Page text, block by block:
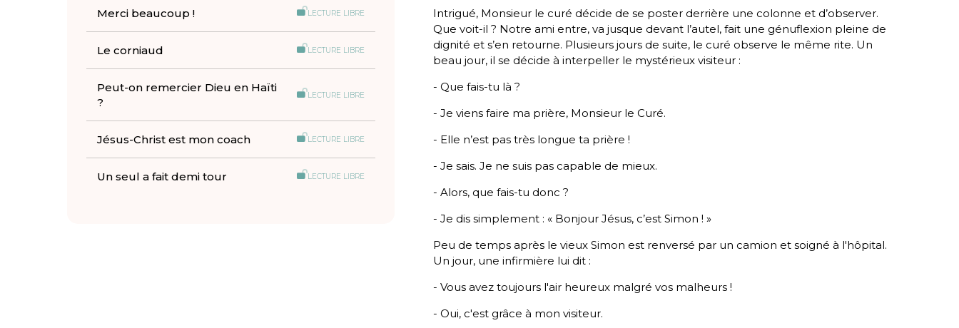
Merci beaucoup ! LECTURE LIBRE
Le corniaud LECTURE LIBRE
Peut-on remercier Dieu en Haïti
?
LECTURE LIBRE
Jésus-Christ est mon coach LECTURE LIBRE
Un seul a fait demi tour LECTURE LIBRE
Intrigué, Monsieur le curé décide de se poster derrière une colonne et d’observer.
Que voit-il ? Notre ami entre, va jusque devant l’autel, fait une génuflexion pleine de
dignité et s’en retourne. Plusieurs jours de suite, le curé observe le même rite. Un
beau jour, il se décide à interpeller le mystérieux visiteur :
- Que fais-tu là ?
- Je viens faire ma prière, Monsieur le Curé.
- Elle n’est pas très longue ta prière !
- Je sais. Je ne suis pas capable de mieux.
- Alors, que fais-tu donc ?
- Je dis simplement : « Bonjour Jésus, c’est Simon ! »
Peu de temps après le vieux Simon est renversé par un camion et soigné à l'hôpital.
Un jour, une infirmière lui dit :
- Vous avez toujours l'air heureux malgré vos malheurs !
- Oui, c'est grâce à mon visiteur.